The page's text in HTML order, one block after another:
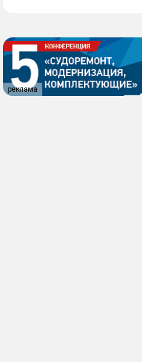
реклама